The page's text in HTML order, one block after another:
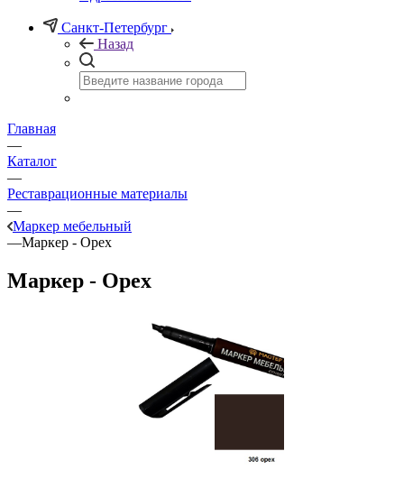
Санкт-Петербург
Назад
Главная
—
Каталог
—
Реставрационные материалы
—
Маркер мебельный
—Маркер - Орех
Маркер - Орех